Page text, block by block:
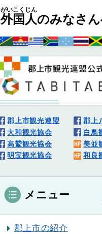
外国人
がいこくじん
のみなさ
郡上市観光連盟
郡上
大和観光協会
白鳥
高鷲観光協会
美並
明宝観光協会
和良
メニュー
郡上市の紹介